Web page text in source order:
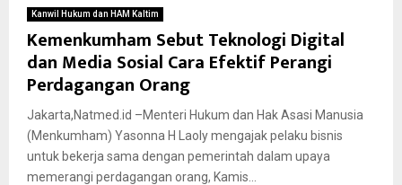
Kanwil Hukum dan HAM Kaltim
Kemenkumham Sebut Teknologi Digital
dan Media Sosial Cara Efektif Perangi
Perdagangan Orang
Jakarta,Natmed.id –Menteri Hukum dan Hak Asasi Manusia
(Menkumham) Yasonna H Laoly mengajak pelaku bisnis
untuk bekerja sama dengan pemerintah dalam upaya
memerangi perdagangan orang, Kamis...